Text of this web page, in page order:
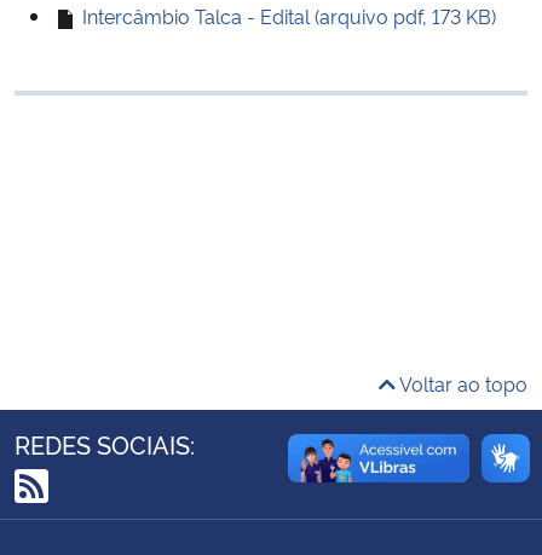
Ministério da Educação
Ministério do Desenvolvimento Regional
Intercâmbio Talca - Edital (arquivo pdf, 173 KB)
Voltar ao topo
REDES SOCIAIS:
RSS